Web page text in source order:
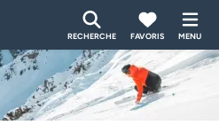
RECHERCHE FAVORIS MENU